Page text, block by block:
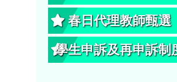
春日代理教師甄選
學生申訴及再申訴制